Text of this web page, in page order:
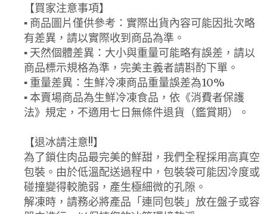
【買家注意事項】
▪ 商品圖片僅供參考：實際出貨內容可能因批次略
有差異，請以實際收到商品為準。
▪ 天然個體差異：大小與重量可能略有誤差，請以
商品標示規格為準，完美主義者請斟酌下單。
▪ 重量差異：生鮮冷凍商品重量誤差為10%
▪ 本賣場商品為生鮮冷凍食品，依《消費者保護
法》規定，不適用七日無條件退貨（鑑賞期）。
【退冰請注意!!】
為了鎖住肉品最完美的鮮甜，我們全程採用高真空
包裝。由於低溫配送過程中，包裝袋可能因冷度或
碰撞變得較脆弱，產生極細微的孔隙。
解凍時，請務必將產品「連同包裝」放在盤子或容